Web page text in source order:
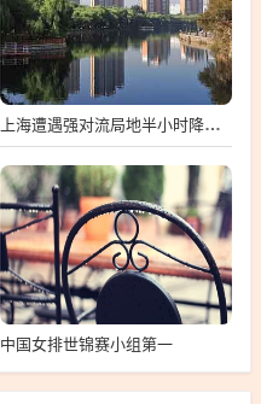
上海遭遇强对流局地半小时降温13℃
中国女排世锦赛小组第一